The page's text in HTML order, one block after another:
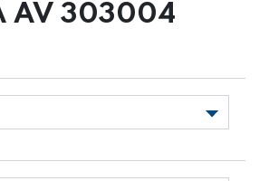
AV 303004